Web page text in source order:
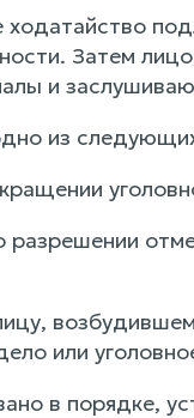
ходатайство
Затем
и
из
или
в порядке,